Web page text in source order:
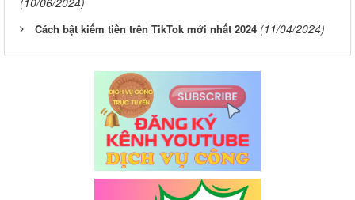
Cách bật kiếm tiền trên TikTok mới nhất 2024 (11/04/2024)